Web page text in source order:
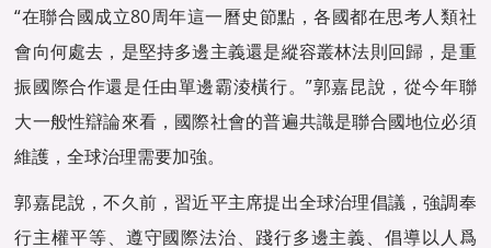
“在聯合國成立80周年這一曆史節點，各國都在思考人類社
會向何處去，是堅持多邊主義還是縱容叢林法則回歸，是重
振國際合作還是任由單邊霸淩橫行。”郭嘉昆說，從今年聯
大一般性辯論來看，國際社會的普遍共識是聯合國地位必須
維護，全球治理需要加強。
郭嘉昆說，不久前，習近平主席提出全球治理倡議，強調奉
行主權平等、遵守國際法治、踐行多邊主義、倡導以人爲